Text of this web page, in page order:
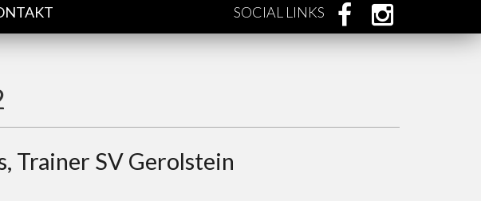
SOCIAL LINKS
Trainer SV Gerolstein